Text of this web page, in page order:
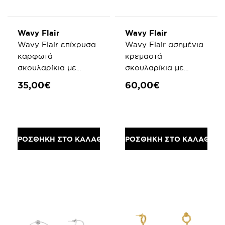
Wavy Flair
Wavy Flair επίχρυσα
καρφωτά
σκουλαρίκια με
35,00€
ΠΡΟΣΘΗΚΗ ΣΤΟ ΚΑΛΑΘΙ
Wavy Flair
Wavy Flair ασημένια
κρεμαστά
σκουλαρίκια με
μοτίφ
60,00€
ΠΡΟΣΘΗΚΗ ΣΤΟ ΚΑΛΑΘΙ